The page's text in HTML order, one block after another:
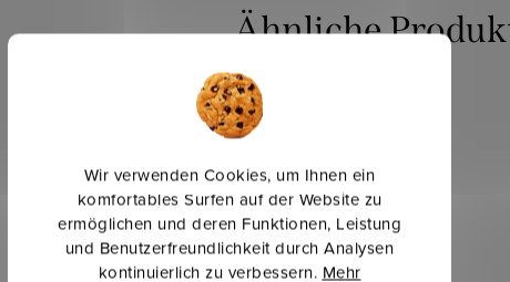
Wir verwenden Cookies, um Ihnen ein
komfortables Surfen auf der Website zu
ermöglichen und deren Funktionen, Leistung
und Benutzerfreundlichkeit durch Analysen
kontinuierlich zu verbessern. Mehr
Mehr für weniger
-4 %